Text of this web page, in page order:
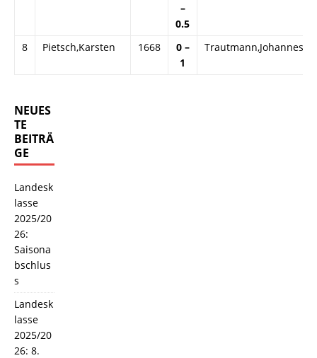
–
0.5
8 Pietsch,Karsten 1668
0 –
1
Trautmann,Johannes
NEUES
TE
BEITRÄ
GE
Landesk
lasse
2025/20
26:
Saisona
bschlus
s
Landesk
lasse
2025/20
26: 8.